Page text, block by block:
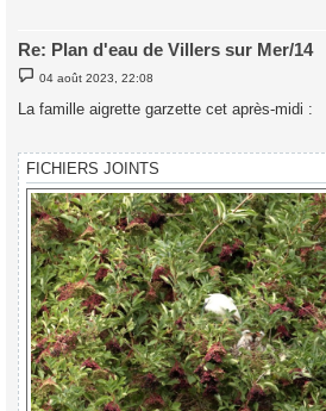
Re: Plan d'eau de Villers sur Mer/14
M
e
s
s
e
04 août 2023, 22:08
La famille aigrette garzette cet après-midi :
FICHIERS JOINTS